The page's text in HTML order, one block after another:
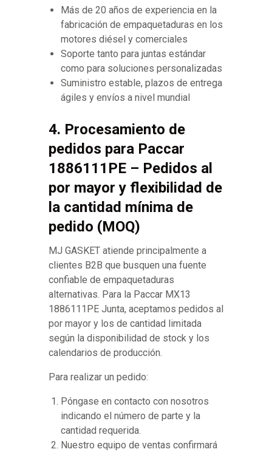
Más de 20 años de experiencia en la
fabricación de empaquetaduras en los
motores diésel y comerciales
Soporte tanto para juntas estándar
como para soluciones personalizadas
Suministro estable, plazos de entrega
ágiles y envíos a nivel mundial
4. Procesamiento de
pedidos para Paccar
1886111PE – Pedidos al
por mayor y flexibilidad de
la cantidad mínima de
pedido (MOQ)
MJ GASKET atiende principalmente a
clientes B2B que busquen una fuente
confiable de empaquetaduras
alternativas. Para la Paccar MX13
1886111PE Junta, aceptamos pedidos al
por mayor y los de cantidad limitada
según la disponibilidad de stock y los
calendarios de producción.
Para realizar un pedido:
Póngase en contacto con nosotros
indicando el número de parte y la
cantidad requerida.
Nuestro equipo de ventas confirmará